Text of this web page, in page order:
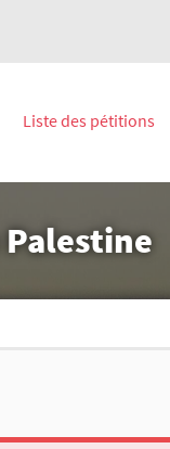
Liste des pétitions